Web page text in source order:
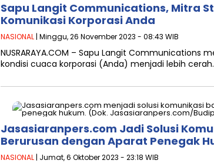
Sapu Langit Communications, Mitra
Komunikasi Korporasi Anda
NASIONAL | Minggu, 26 November 2023 - 08:43 WIB
NUSRARAYA.COM – Sapu Langit
kondisi cuaca korporasi (Anda) menjadi lebih
Jasasiaranpers.com Jadi Solusi
Berurusan dengan Aparat Penegak
NASIONAL | Jumat, 6 Oktober 2023 - 23:18 WIB